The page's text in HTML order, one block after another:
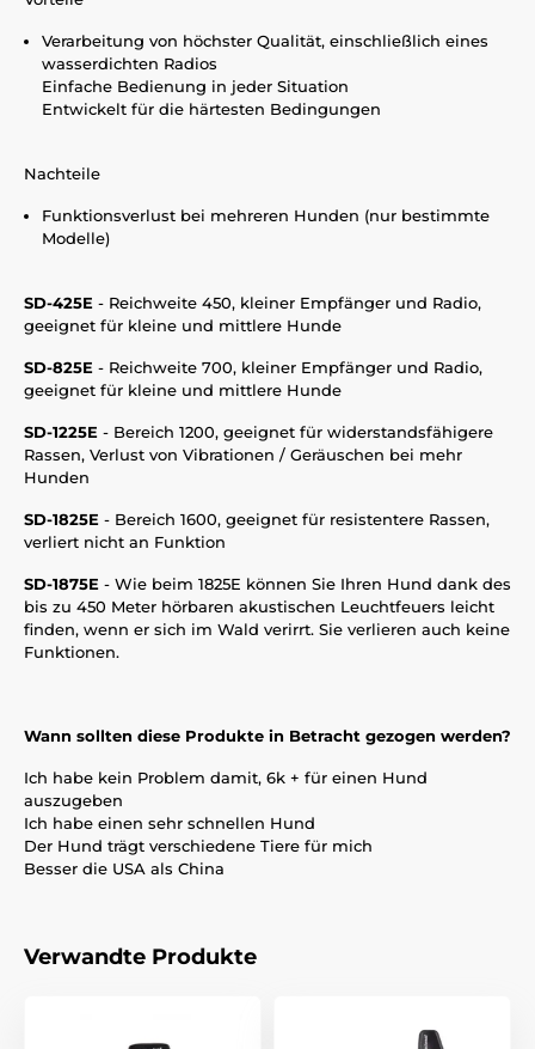
Verarbeitung von höchster Qualität, einschließlich eines
wasserdichten Radios
Einfache Bedienung in jeder Situation
Entwickelt für die härtesten Bedingungen
Nachteile
Funktionsverlust bei mehreren Hunden (nur bestimmte
Modelle)
SD-425E - Reichweite 450, kleiner Empfänger und Radio,
geeignet für kleine und mittlere Hunde
SD-825E - Reichweite 700, kleiner Empfänger und Radio,
geeignet für kleine und mittlere Hunde
SD-1225E - Bereich 1200, geeignet für widerstandsfähigere
Rassen, Verlust von Vibrationen / Geräuschen bei mehr
Hunden
SD-1825E - Bereich 1600, geeignet für resistentere Rassen,
verliert nicht an Funktion
SD-1875E - Wie beim 1825E können Sie Ihren Hund dank des
bis zu 450 Meter hörbaren akustischen Leuchtfeuers leicht
finden, wenn er sich im Wald verirrt. Sie verlieren auch keine
Funktionen.
Wann sollten diese Produkte in Betracht gezogen werden?
Ich habe kein Problem damit, 6k + für einen Hund
auszugeben
Ich habe einen sehr schnellen Hund
Der Hund trägt verschiedene Tiere für mich
Besser die USA als China
Verwandte Produkte